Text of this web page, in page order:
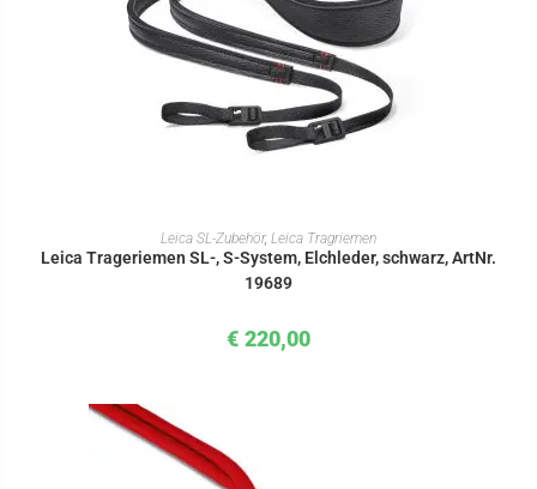
IN DEN WARENKORB
Leica SL-Zubehör, Leica Tragriemen
Leica Trageriemen SL-, S-System, Elchleder, schwarz, ArtNr.
19689
€ 220,00